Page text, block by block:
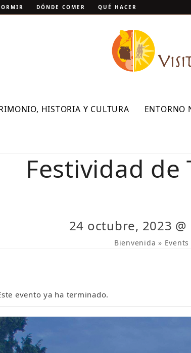
DÓNDE COMER QUÉ HACER
HISTORIA Y CULTURA ENTORNO
Festividad de
24 octubre, 2023 @
Bienvenida » Events
evento ya ha terminado.